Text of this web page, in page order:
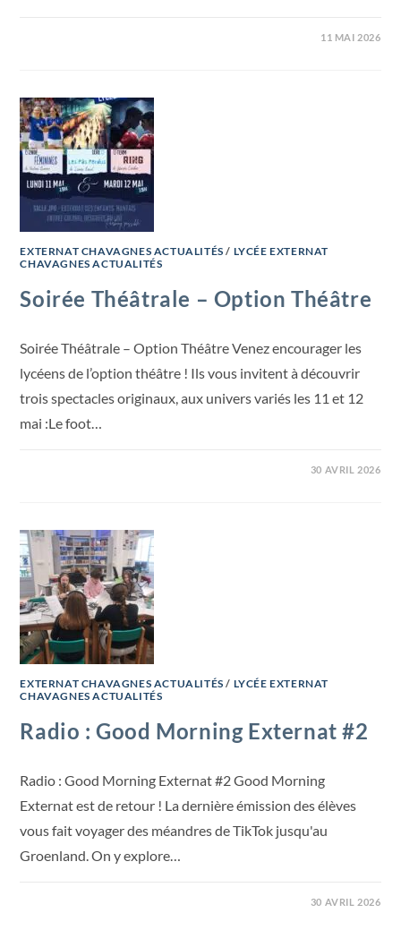
11 MAI 2026
EXTERNAT CHAVAGNES ACTUALITÉS / LYCÉE EXTERNAT
CHAVAGNES ACTUALITÉS
Soirée Théâtrale – Option Théâtre
Soirée Théâtrale – Option Théâtre Venez encourager les
lycéens de l’option théâtre ! Ils vous invitent à découvrir
trois spectacles originaux, aux univers variés les 11 et 12
mai :Le foot…
30 AVRIL 2026
EXTERNAT CHAVAGNES ACTUALITÉS / LYCÉE EXTERNAT
CHAVAGNES ACTUALITÉS
Radio : Good Morning Externat #2
Radio : Good Morning Externat #2 Good Morning
Externat est de retour ! La dernière émission des élèves
vous fait voyager des méandres de TikTok jusqu'au
Groenland. On y explore…
30 AVRIL 2026